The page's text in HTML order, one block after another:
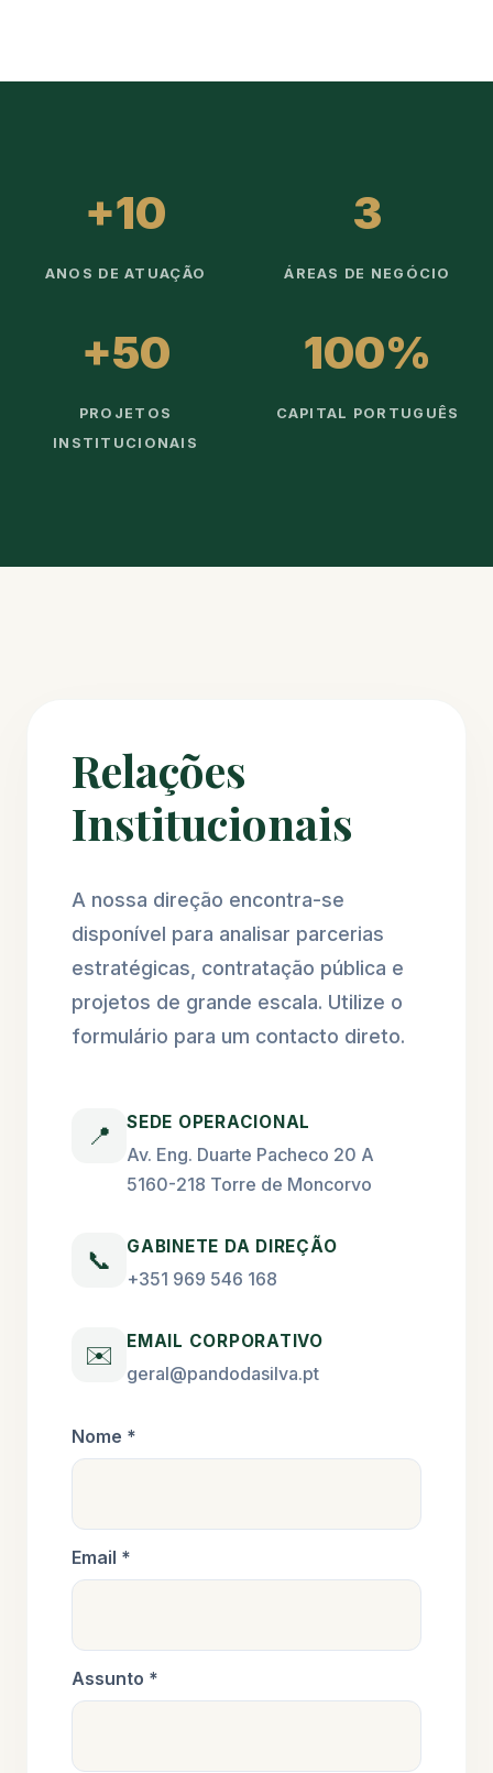
+10
ANOS DE ATUAÇÃO
3
ÁREAS DE NEGÓCIO
+50
PROJETOS
INSTITUCIONAIS
100%
CAPITAL PORTUGUÊS
Relações
Institucionais
A nossa direção encontra-se
disponível para analisar parcerias
estratégicas, contratação pública e
projetos de grande escala. Utilize o
formulário para um contacto direto.
📍 SEDE OPERACIONAL
Av. Eng. Duarte Pacheco 20 A
5160-218 Torre de Moncorvo
📞 GABINETE DA DIREÇÃO
+351 969 546 168
✉️ EMAIL CORPORATIVO
geral@pandodasilva.pt
Nome *
Email *
Assunto *